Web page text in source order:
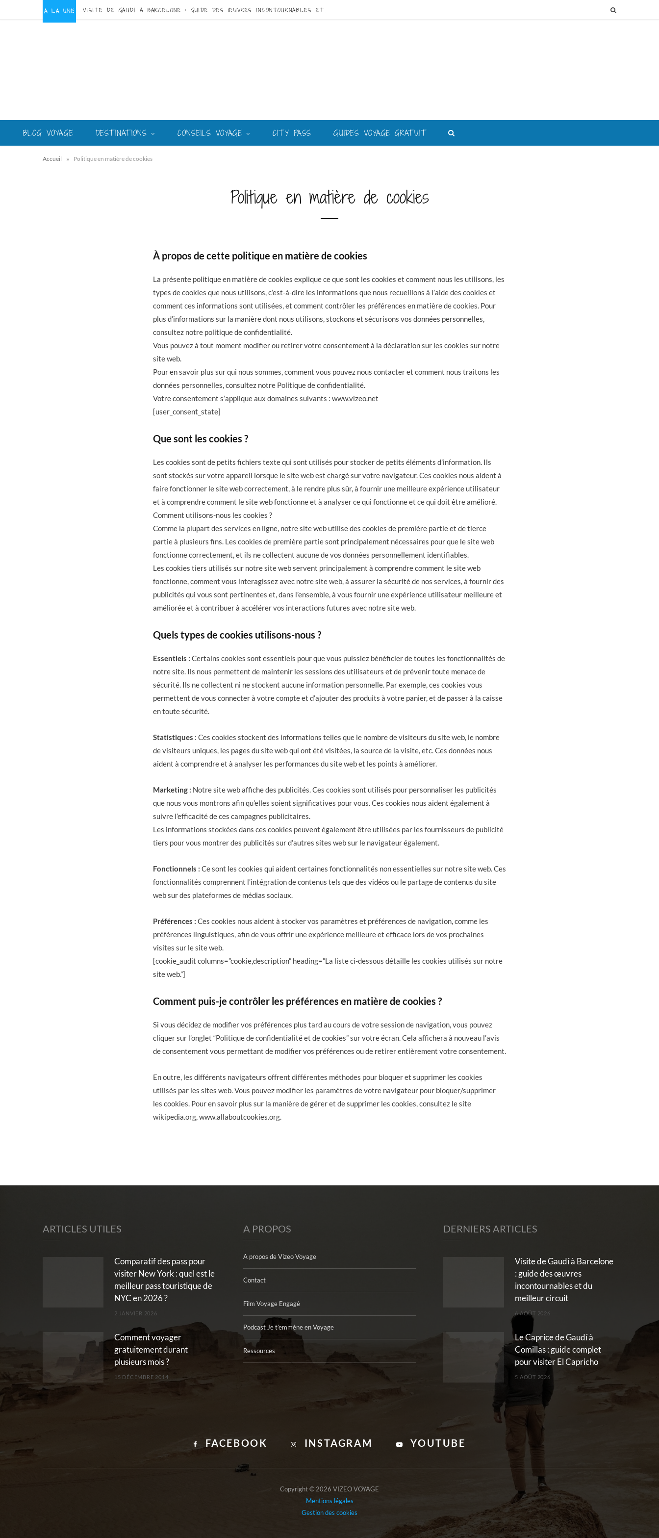
A LA UNE VISITE DE GAUDÍ À BARCELONE : GUIDE DES ŒUVRES INCONTOURNABLES ET DU MEILLEUR CIRCUIT
BLOG VOYAGE DESTINATIONS CONSEILS VOYAGE CITY PASS GUIDES VOYAGE GRATUIT
Accueil » Politique en matière de cookies
Politique en matière de cookies
À propos de cette politique en matière de cookies
La présente politique en matière de cookies explique ce que sont les cookies et comment nous les utilisons, les
types de cookies que nous utilisons, c’est-à-dire les informations que nous recueillons à l’aide des cookies et
comment ces informations sont utilisées, et comment contrôler les préférences en matière de cookies. Pour
plus d’informations sur la manière dont nous utilisons, stockons et sécurisons vos données personnelles,
consultez notre politique de confidentialité.
Vous pouvez à tout moment modifier ou retirer votre consentement à la déclaration sur les cookies sur notre
site web.
Pour en savoir plus sur qui nous sommes, comment vous pouvez nous contacter et comment nous traitons les
données personnelles, consultez notre Politique de confidentialité.
Votre consentement s’applique aux domaines suivants : www.vizeo.net
[user_consent_state]
Que sont les cookies ?
Les cookies sont de petits fichiers texte qui sont utilisés pour stocker de petits éléments d’information. Ils
sont stockés sur votre appareil lorsque le site web est chargé sur votre navigateur. Ces cookies nous aident à
faire fonctionner le site web correctement, à le rendre plus sûr, à fournir une meilleure expérience utilisateur
et à comprendre comment le site web fonctionne et à analyser ce qui fonctionne et ce qui doit être amélioré.
Comment utilisons-nous les cookies ?
Comme la plupart des services en ligne, notre site web utilise des cookies de première partie et de tierce
partie à plusieurs fins. Les cookies de première partie sont principalement nécessaires pour que le site web
fonctionne correctement, et ils ne collectent aucune de vos données personnellement identifiables.
Les cookies tiers utilisés sur notre site web servent principalement à comprendre comment le site web
fonctionne, comment vous interagissez avec notre site web, à assurer la sécurité de nos services, à fournir des
publicités qui vous sont pertinentes et, dans l’ensemble, à vous fournir une expérience utilisateur meilleure et
améliorée et à contribuer à accélérer vos interactions futures avec notre site web.
Quels types de cookies utilisons-nous ?
Essentiels : Certains cookies sont essentiels pour que vous puissiez bénéficier de toutes les fonctionnalités de
notre site. Ils nous permettent de maintenir les sessions des utilisateurs et de prévenir toute menace de
sécurité. Ils ne collectent ni ne stockent aucune information personnelle. Par exemple, ces cookies vous
permettent de vous connecter à votre compte et d’ajouter des produits à votre panier, et de passer à la caisse
en toute sécurité.
Statistiques : Ces cookies stockent des informations telles que le nombre de visiteurs du site web, le nombre
de visiteurs uniques, les pages du site web qui ont été visitées, la source de la visite, etc. Ces données nous
aident à comprendre et à analyser les performances du site web et les points à améliorer.
Marketing : Notre site web affiche des publicités. Ces cookies sont utilisés pour personnaliser les publicités
que nous vous montrons afin qu’elles soient significatives pour vous. Ces cookies nous aident également à
suivre l’efficacité de ces campagnes publicitaires.
Les informations stockées dans ces cookies peuvent également être utilisées par les fournisseurs de publicité
tiers pour vous montrer des publicités sur d’autres sites web sur le navigateur également.
Fonctionnels : Ce sont les cookies qui aident certaines fonctionnalités non essentielles sur notre site web. Ces
fonctionnalités comprennent l’intégration de contenus tels que des vidéos ou le partage de contenus du site
web sur des plateformes de médias sociaux.
Préférences : Ces cookies nous aident à stocker vos paramètres et préférences de navigation, comme les
préférences linguistiques, afin de vous offrir une expérience meilleure et efficace lors de vos prochaines
visites sur le site web.
[cookie_audit columns=”cookie,description” heading=”La liste ci-dessous détaille les cookies utilisés sur notre
site web.”]
Comment puis-je contrôler les préférences en matière de cookies ?
Si vous décidez de modifier vos préférences plus tard au cours de votre session de navigation, vous pouvez
cliquer sur l’onglet “Politique de confidentialité et de cookies” sur votre écran. Cela affichera à nouveau l’avis
de consentement vous permettant de modifier vos préférences ou de retirer entièrement votre consentement.
En outre, les différents navigateurs offrent différentes méthodes pour bloquer et supprimer les cookies
utilisés par les sites web. Vous pouvez modifier les paramètres de votre navigateur pour bloquer/supprimer
les cookies. Pour en savoir plus sur la manière de gérer et de supprimer les cookies, consultez le site
wikipedia.org, www.allaboutcookies.org.
ARTICLES UTILES
Comparatif des pass pour
visiter New York : quel est le
meilleur pass touristique de
NYC en 2026 ?
2 JANVIER 2026
Comment voyager
gratuitement durant
plusieurs mois ?
15 DÉCEMBRE 2014
A PROPOS
A propos de Vizeo Voyage
Contact
Film Voyage Engagé
Podcast Je t’emmène en Voyage
Ressources
DERNIERS ARTICLES
Visite de Gaudí à Barcelone
: guide des œuvres
incontournables et du
meilleur circuit
6 AOÛT 2026
Le Caprice de Gaudí à
Comillas : guide complet
pour visiter El Capricho
5 AOÛT 2026
FACEBOOK INSTAGRAM YOUTUBE
Copyright © 2026 VIZEO VOYAGE
Mentions légales
Gestion des cookies